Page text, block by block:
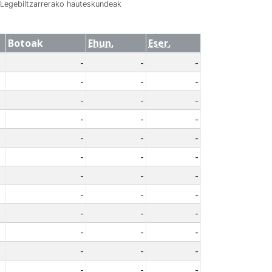
hauteskundeak
Botoak Ehun.
Eser.
-
-
-
-
-
-
-
-
-
-
-
-
-
-
-
-
-
-
-
-
-
-
-
-
-
-
-
-
-
-
-
-
-